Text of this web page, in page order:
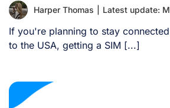
Harper Thomas Latest update:
If you're planning to stay
to the USA, getting a SIM [...]